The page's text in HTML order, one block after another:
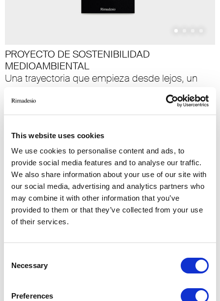
This website uses cookies
We use cookies to personalise content and ads, to
provide social media features and to analyse our traffic.
We also share information about your use of our site with
our social media, advertising and analytics partners who
may combine it with other information that you’ve
provided to them or that they’ve collected from your use
of their services.
Selection
Necessary
Preferences
PROYECTO DE SOSTENIBILIDAD
MEDIOAMBIENTAL
Una trayectoria que empieza desde lejos, un
presente que apuesta por la innovación
sostenible como único enfoque de futuro, un
“green spirit” que siempre ha estado en el ADN
de la empresa.
Tipología: Catálogos
Año: 2024
Idioma: Inglés
Tamaño: 2.96 MB
Descargar